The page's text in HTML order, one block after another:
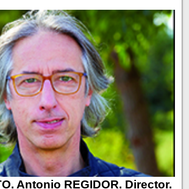
Antonio REGIDOR. Director.